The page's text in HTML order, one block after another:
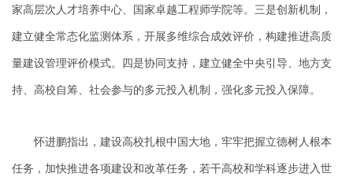
家高层次人才培养中心、国家卓越工程师学院等。三是创新机制，
建立健全常态化监测体系，开展多维综合成效评价，构建推进高质
量建设管理评价模式。四是协同支持，建立健全中央引导、地方支
持、高校自筹、社会参与的多元投入机制，强化多元投入保障。
怀进鹏指出，建设高校扎根中国大地，牢牢把握立德树人根本
任务，加快推进各项建设和改革任务，若干高校和学科逐步进入世